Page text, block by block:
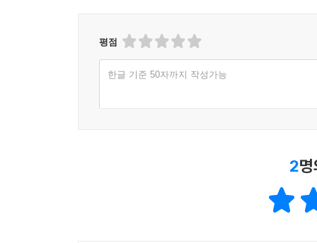
평점
한글 기준 50자까지 작성가능
2